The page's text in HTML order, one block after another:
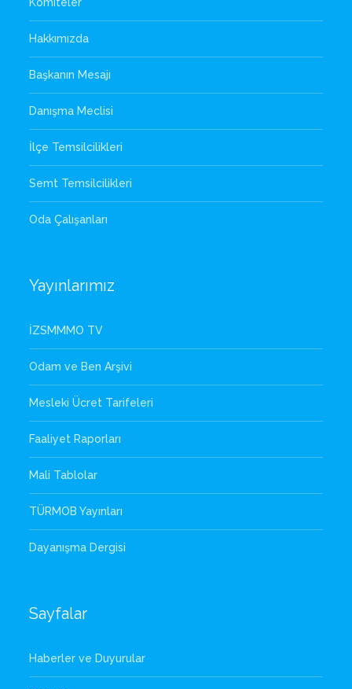
Hakkımızda
Başkanın Mesajı
Danışma Meclisi
İlçe Temsilcilikleri
Semt Temsilcilikleri
Oda Çalışanları
Yayınlarımız
İZSMMMO TV
Odam ve Ben Arşivi
Mesleki Ücret Tarifeleri
Faaliyet Raporları
Mali Tablolar
TÜRMOB Yayınları
Dayanışma Dergisi
Sayfalar
Haberler ve Duyurular